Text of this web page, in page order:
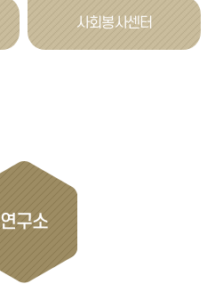
사회봉사센터
연구소